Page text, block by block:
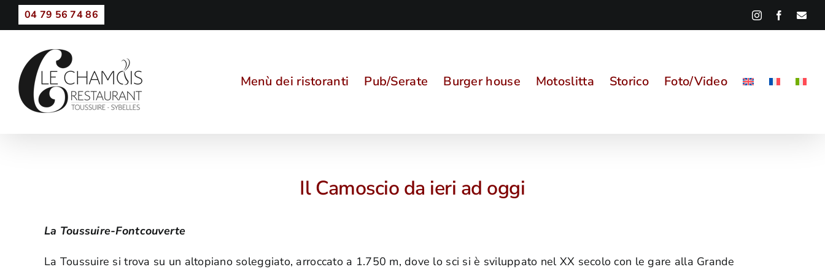
Skip
to
04 79 56 74 86 InstagramFacebook
Menù dei ristoranti Pub/Serate Burger house Motoslitta Storico Foto/Video
Il Camoscio da ieri ad oggi
La Toussuire-Fontcouverte
La Toussuire si trova su un altopiano soleggiato, arroccato a 1.750 m, dove lo sci si è sviluppato nel XX secolo con le gare alla Grande